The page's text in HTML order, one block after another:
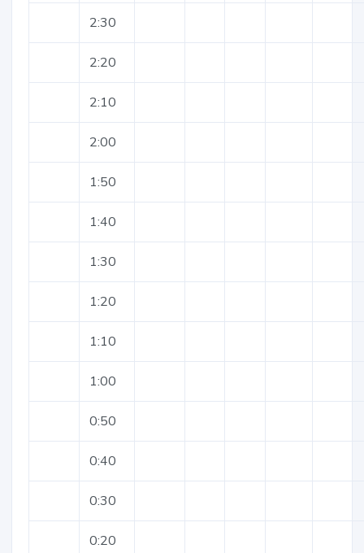
2:30
2:20
2:10
2:00
1:50
1:40
1:30
1:20
1:10
1:00
0:50
0:40
0:30
0:20